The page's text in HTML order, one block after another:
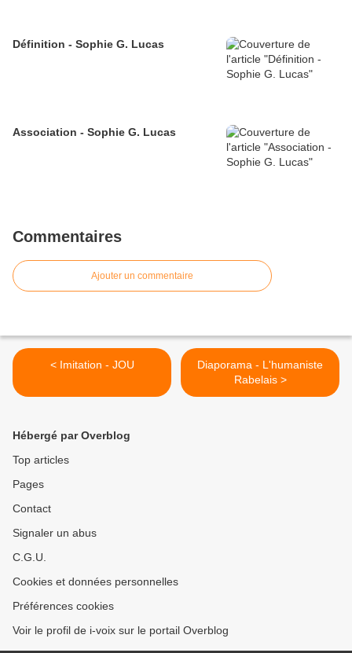
Définition - Sophie G. Lucas
Association - Sophie G. Lucas
Commentaires
Ajouter un commentaire
< Imitation - JOU
Diaporama - L'humaniste
Rabelais >
Hébergé par Overblog
Top articles
Pages
Contact
Signaler un abus
C.G.U.
Cookies et données personnelles
Préférences cookies
Voir le profil de i-voix sur le portail Overblog